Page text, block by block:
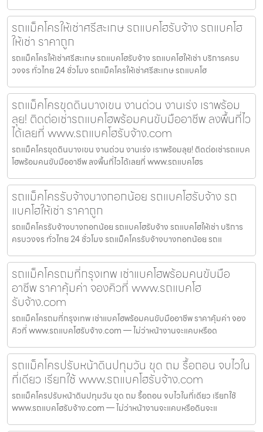
รถแม็คโครให้เช่าศรีสะเกษ รถแบคโฮรับจ้าง รถแบคโฮ
ให้เช่า ราคาถูก
รถแม็คโครให้เช่าศรีสะเกษ รถแบคโฮรับจ้าง รถแบคโฮให้เช่า บริการครบ
วงจร ทั่วไทย 24 ชั่วโมง รถแม็คโครให้เช่าศรีสะเกษ รถแบคโฮ
รถแม็คโครขุดดินบางเขน งานด่วน งานเร่ง เราพร้อม
ลุย! ติดต่อเช่ารถแบคโฮพร้อมคนขับมืออาชีพ ลงพื้นที่ไว
ได้เลยที่ www.รถแบคโฮรับจ้าง.com
รถแม็คโครขุดดินบางเขน งานด่วน งานเร่ง เราพร้อมลุย! ติดต่อเช่ารถแบค
โฮพร้อมคนขับมืออาชีพ ลงพื้นที่ไวได้เลยที่ www.รถแบคโฮร
รถแม็คโครรับจ้างบางกอกน้อย รถแบคโฮรับจ้าง รถ
แบคโฮให้เช่า ราคาถูก
รถแม็คโครรับจ้างบางกอกน้อย รถแบคโฮรับจ้าง รถแบคโฮให้เช่า บริการ
ครบวงจร ทั่วไทย 24 ชั่วโมง รถแม็คโครรับจ้างบางกอกน้อย รถแ
รถแม็คโครถมที่กรุงเทพ เช่าแบคโฮพร้อมคนขับมือ
อาชีพ ราคาคุ้มค่า จองคิวที่ www.รถแบคโฮ
รับจ้าง.com
รถแม็คโครถมที่กรุงเทพ เช่าแบคโฮพร้อมคนขับมืออาชีพ ราคาคุ้มค่า จอง
คิวที่ www.รถแบคโฮรับจ้าง.com — ไม่ว่าหน้างานจะแคบหรือด
รถแม็คโครปรับหน้าดินปทุมวัน ขุด ถม รื้อถอน จบไวใน
ที่เดียว เรียกใช้ www.รถแบคโฮรับจ้าง.com
รถแม็คโครปรับหน้าดินปทุมวัน ขุด ถม รื้อถอน จบไวในที่เดียว เรียกใช้
www.รถแบคโฮรับจ้าง.com — ไม่ว่าหน้างานจะแคบหรือดินจะแ